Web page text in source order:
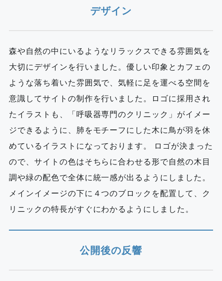
デザイン
森や自然の中にいるようなリラックスできる雰囲気を
大切にデザインを行いました。優しい印象とカフェの
ような落ち着いた雰囲気で、気軽に足を運べる空間を
意識してサイトの制作を行いました。ロゴに採用され
たイラストも、「呼吸器専門のクリニック」がイメー
ジできるように、肺をモチーフにした木に鳥が羽を休
めているイラストになっております。 ロゴが決まった
ので、サイトの色はそちらに合わせる形で自然の木目
調や緑の配色で全体に統一感が出るようにしました。
メインイメージの下に４つのブロックを配置して、ク
リニックの特長がすぐにわかるようにしました。
公開後の反響